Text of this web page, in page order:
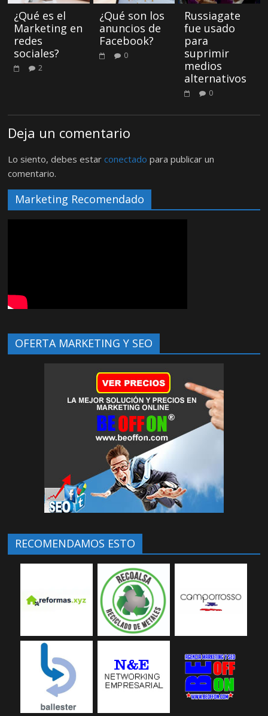
¿Qué es el
Marketing en
redes
sociales?
2
¿Qué son los
anuncios de
Facebook?
0
Russiagate
fue usado
para
suprimir
medios
alternativos
0
Deja un comentario
Lo siento, debes estarconectado para publicar un
comentario.
Marketing Recomendado
OFERTA MARKETING Y SEO
RECOMENDAMOS ESTO